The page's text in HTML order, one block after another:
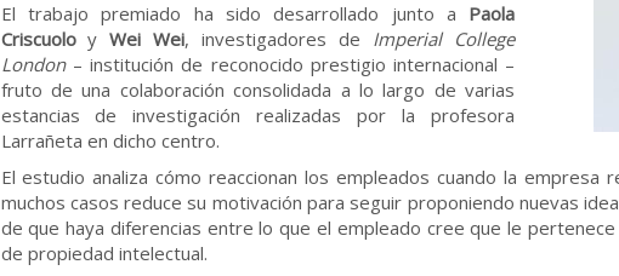
El trabajo premiado ha sido desarrollado junto a Paola
CriscuoloyWei Wei, investigadores de Imperial College
London– institución de reconocido prestigio internacional –
fruto de una colaboración consolidada a lo largo de varias
estancias de investigación realizadas por la profesora
Larrañeta en dicho centro.
El estudio analiza cómo reaccionan los empleados cuando la empresa
muchos casos reduce su motivación para seguir proponiendo nuevas
de que haya diferencias entre lo que el empleado cree que le
de propiedad intelectual.